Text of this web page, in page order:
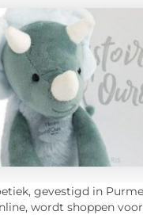
gevestigd in
wordt shoppen